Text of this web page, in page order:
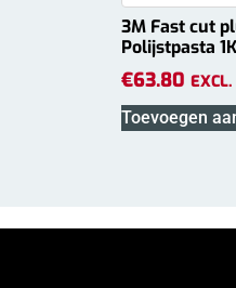
3M Fast cut
Polijstpasta
€63.80
Toevoegen